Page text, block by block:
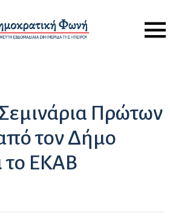
Menu
Πρώτων
τον Δήμο
το ΕΚΑΒ